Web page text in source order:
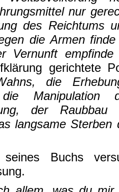
nur
des Reichtums
die Armen
Vernunft
gerichtete
die
die Manipulation
der
langsame
Buchs